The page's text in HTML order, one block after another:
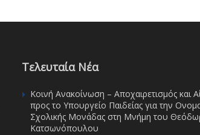
Τελευταία Νέα
Κοινή Ανακοίνωση – Αποχαιρετισμός και
προς το Υπουργείο Παιδείας για την
Σχολικής Μονάδας στη Μνήμη του
Κατσωνόπουλου